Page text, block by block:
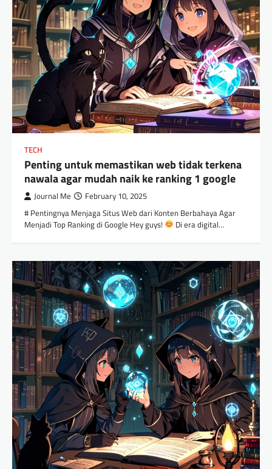
TECH
Penting untuk memastikan web tidak terkena
nawala agar mudah naik ke ranking 1 google
Journal Me February 10, 2025
# Pentingnya Menjaga Situs Web dari Konten Berbahaya Agar
Menjadi Top Ranking di Google Hey guys!
Di era digital…